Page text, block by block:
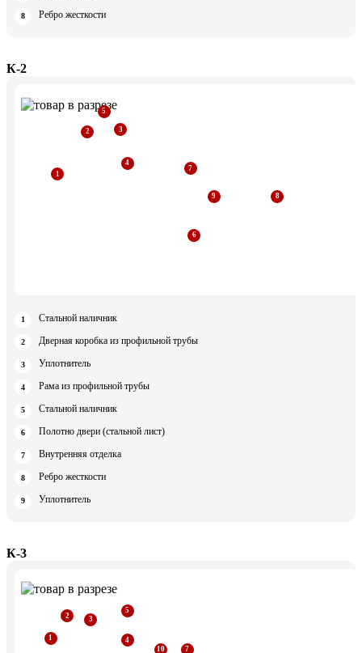
Ребро жесткости
К-2
Стальной наличник
Дверная коробка из профильной трубы
Уплотнитель
Рама из профильной трубы
Стальной наличник
Полотно двери (стальной лист)
Внутренняя отделка
Ребро жесткости
Уплотнитель
К-3